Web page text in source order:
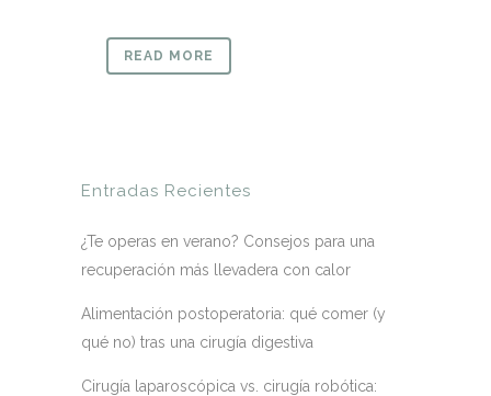
READ MORE
Entradas Recientes
¿Te operas en verano? Consejos para una
recuperación más llevadera con calor
Alimentación postoperatoria: qué comer (y
qué no) tras una cirugía digestiva
Cirugía laparoscópica vs. cirugía robótica: